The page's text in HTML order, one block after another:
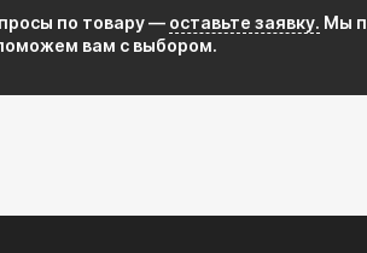
по товару — оставьте заявку. Мы
вам с выбором.